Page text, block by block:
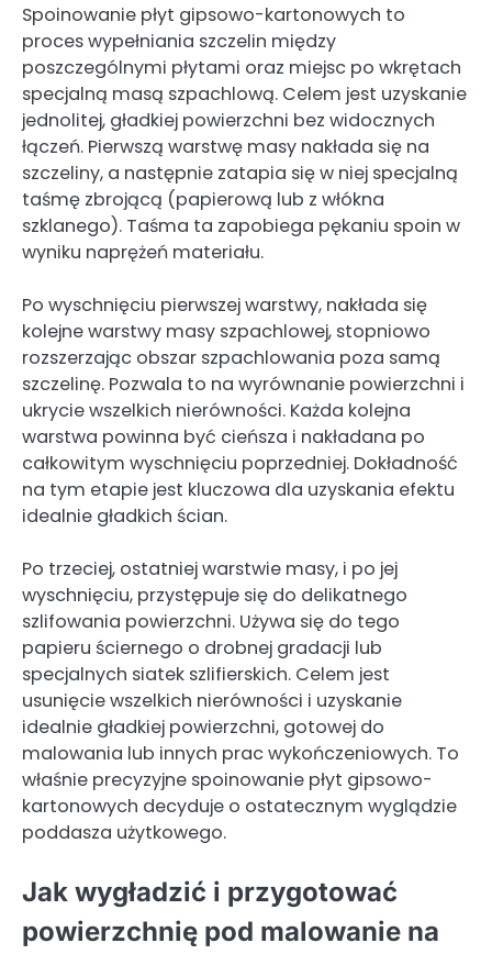
Spoinowanie płyt gipsowo-kartonowych to
proces wypełniania szczelin między
poszczególnymi płytami oraz miejsc po wkrętach
specjalną masą szpachlową. Celem jest uzyskanie
jednolitej, gładkiej powierzchni bez widocznych
łączeń. Pierwszą warstwę masy nakłada się na
szczeliny, a następnie zatapia się w niej specjalną
taśmę zbrojącą (papierową lub z włókna
szklanego). Taśma ta zapobiega pękaniu spoin w
wyniku naprężeń materiału.
Po wyschnięciu pierwszej warstwy, nakłada się
kolejne warstwy masy szpachlowej, stopniowo
rozszerzając obszar szpachlowania poza samą
szczelinę. Pozwala to na wyrównanie powierzchni i
ukrycie wszelkich nierówności. Każda kolejna
warstwa powinna być cieńsza i nakładana po
całkowitym wyschnięciu poprzedniej. Dokładność
na tym etapie jest kluczowa dla uzyskania efektu
idealnie gładkich ścian.
Po trzeciej, ostatniej warstwie masy, i po jej
wyschnięciu, przystępuje się do delikatnego
szlifowania powierzchni. Używa się do tego
papieru ściernego o drobnej gradacji lub
specjalnych siatek szlifierskich. Celem jest
usunięcie wszelkich nierówności i uzyskanie
idealnie gładkiej powierzchni, gotowej do
malowania lub innych prac wykończeniowych. To
właśnie precyzyjne spoinowanie płyt gipsowo-
kartonowych decyduje o ostatecznym wyglądzie
poddasza użytkowego.
Jak wygładzić i przygotować
powierzchnię pod malowanie na